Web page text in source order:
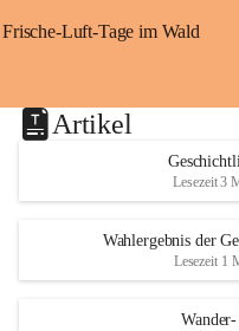
Frische-Luft-Tage im Wald
Artikel
Lesezeit 3
Wahlergebnis der
Lesezeit 1